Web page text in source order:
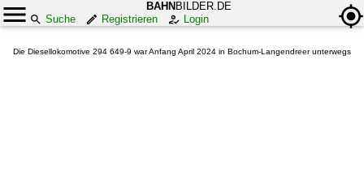
BAHN BILDER.DE
Suche
Registrieren Login
Die Diesellokomotive 294 649-9 war Anfang April 2024 in Bochum-Langendreer unterwegs